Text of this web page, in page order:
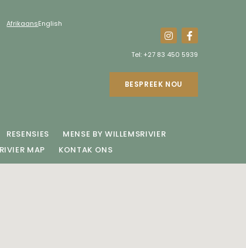
AfrikaansEnglish
Tel:+27 83 450 5939
BESPREEK NOU
RESENSIES
MENSE BY WILLEMSRIVIER
MAP KONTAK ONS